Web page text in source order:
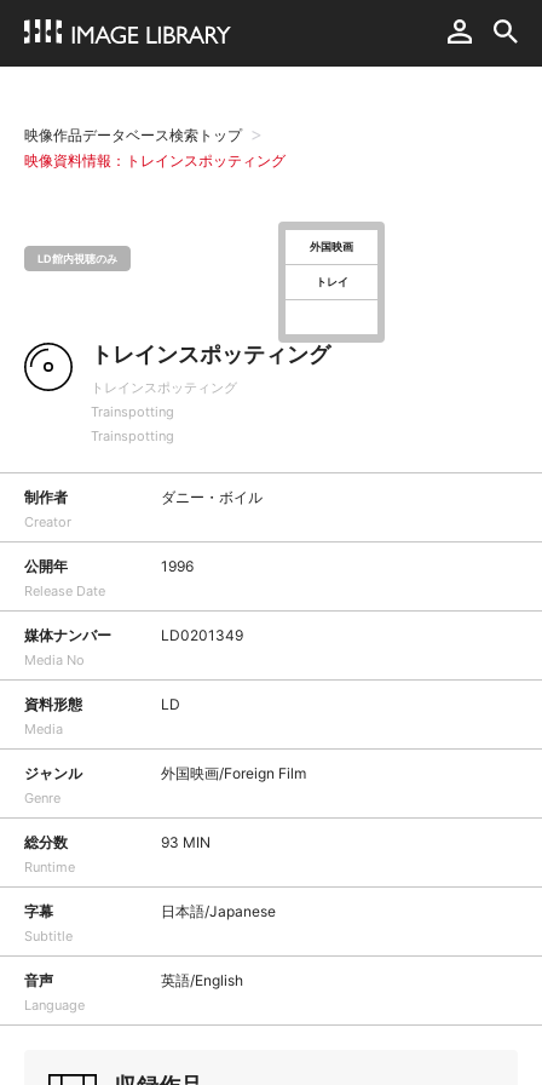
映像作品データベース検索トップ
映像資料情報：トレインスポッティング
LD館内視聴のみ
外国映画
トレイ
トレインスポッティング
トレインスポッティング
Trainspotting
Trainspotting
制作者
Creator
ダニー・ボイル
公開年
Release Date
1996
媒体ナンバー
Media No
LD0201349
資料形態
Media
LD
ジャンル
Genre
外国映画/Foreign Film
総分数
Runtime
93 MIN
字幕
Subtitle
日本語/Japanese
音声
Language
英語/English